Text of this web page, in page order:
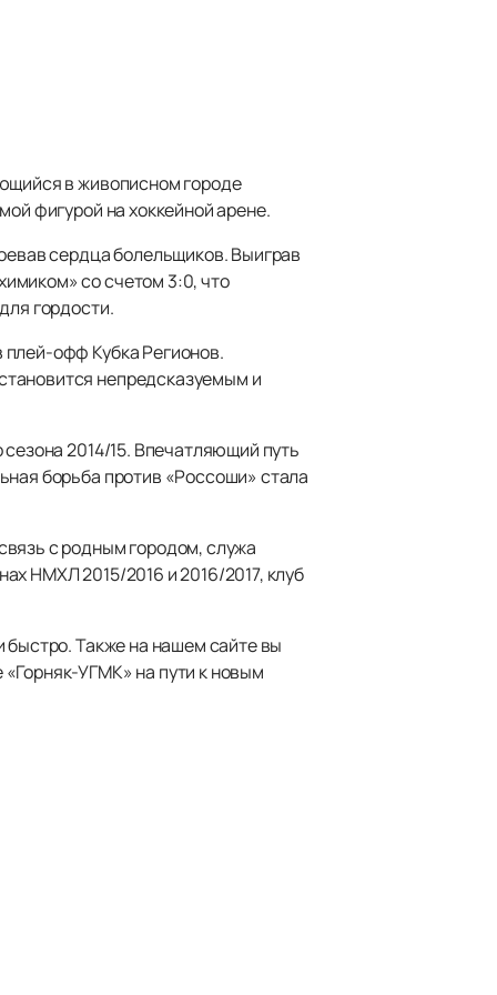
в живописном городе
фигурой на хоккейной арене.
сердца болельщиков. Выиграв
со счетом 3:0, что
гордости.
офф Кубка Регионов.
непредсказуемым и
2014/15. Впечатляющий путь
борьба против «Россоши» стала
с родным городом, служа
НМХЛ 2015/2016 и 2016/2017, клуб
Также на нашем сайте вы
УГМК» на пути к новым